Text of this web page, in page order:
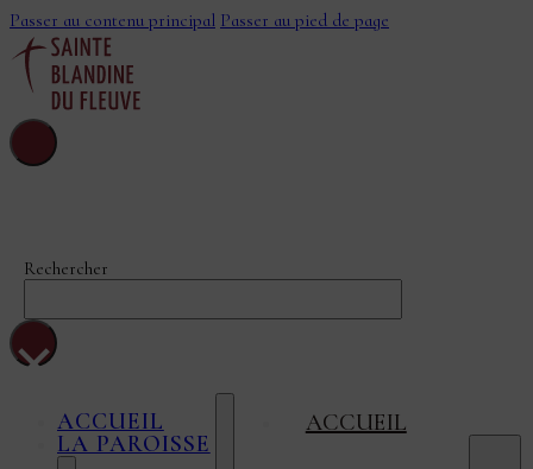
Passer au contenu principal Passer au pied de page
Rechercher
×
ACCUEIL
LA PAROISSE
ACCUEIL